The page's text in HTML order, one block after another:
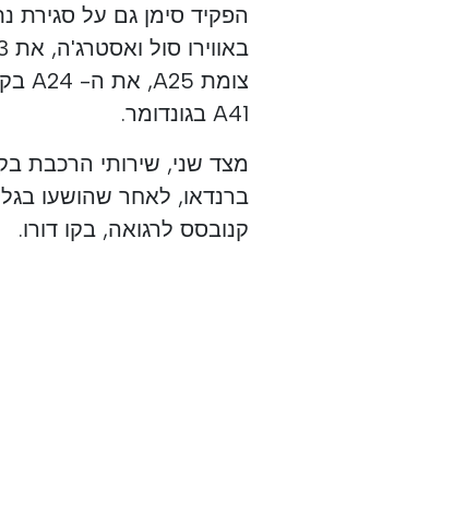
A41 בגונדומר.
מצד שני, שירותי הרכבת
ברנדאו, לאחר שהושעו
קנובסס לרגואה, בקו דורו.